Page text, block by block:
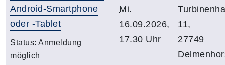
Android-Smartphone
oder -Tablet
Status: Anmeldung
möglich
Mi.
16.09.2026,
17.30 Uhr
11,
27749